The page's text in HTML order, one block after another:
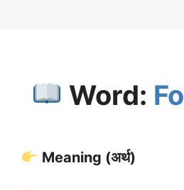
Word:
Meaning (अर्थ)